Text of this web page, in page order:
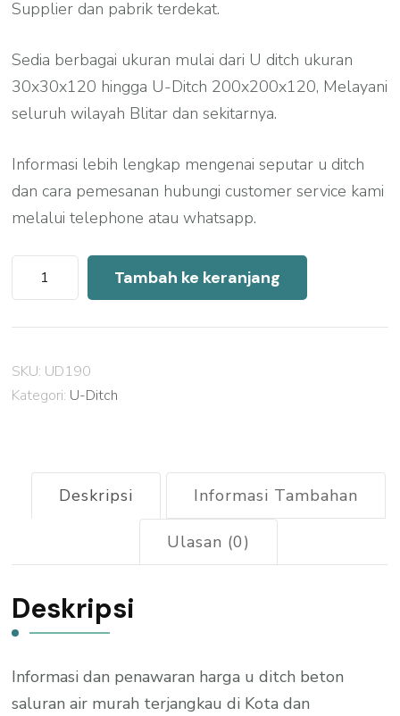
Supplier dan pabrik terdekat.
Sedia berbagai ukuran mulai dari U ditch ukuran
30x30x120 hingga U-Ditch 200x200x120, Melayani
seluruh wilayah Blitar dan sekitarnya.
Informasi lebih lengkap mengenai seputar u ditch
dan cara pemesanan hubungi customer service kami
melalui telephone atau whatsapp.
Kuantitas
Harga
U
Precast
Blitar
Tambah ke keranjang
SKU: UD190
Kategori: U-Ditch
Deskripsi Informasi Tambahan
Ulasan (0)
Deskripsi
Informasi dan penawaran harga u ditch beton
saluran air murah terjangkau di Kota dan